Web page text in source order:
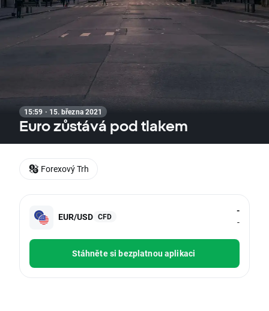
15:59 · 15. března 2021
Euro zůstává pod tlakem
EUR/USD CFD
-
-
Stáhněte si bezplatnou aplikaci
Forexový Trh